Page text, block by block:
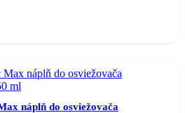
náplň do osviežovača